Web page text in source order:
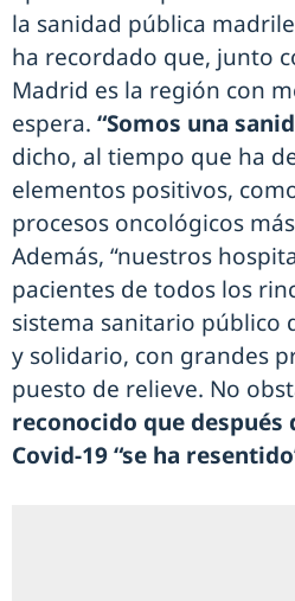
la sanidad pública
ha recordado que, junto
Madrid es la región con
espera. “Somos una
dicho, al tiempo que ha
elementos positivos,
procesos oncológicos
Además, “nuestros
pacientes de todos los
sistema sanitario público
y solidario, con grandes
puesto de relieve. No
reconocido que después
Covid-19 “se ha